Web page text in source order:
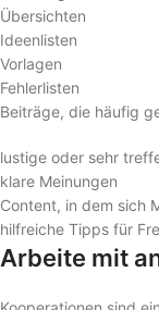
Übersichten
Ideenlisten
Vorlagen
Fehlerlisten
Beiträge, die häufig
lustige oder sehr
klare Meinungen
Content, in dem sich
hilfreiche Tipps für
Arbeite mit